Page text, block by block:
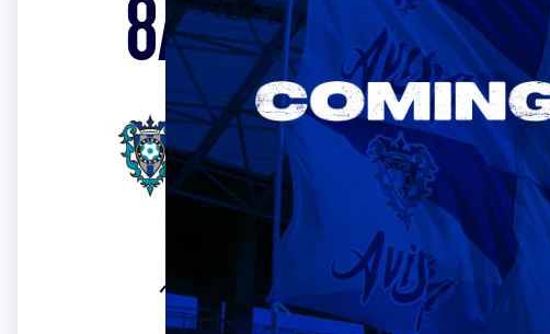
8/15Sat. 19:00
VS
ベスト電器スタジアム